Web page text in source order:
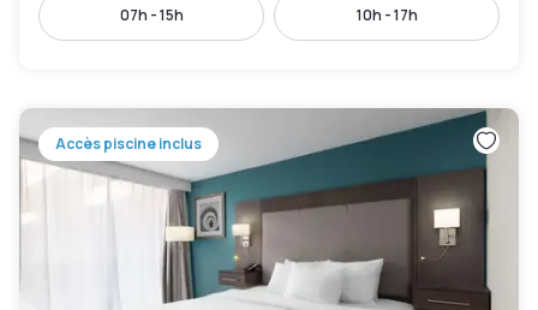
07h - 15h 10h - 17h
Accès piscine inclus